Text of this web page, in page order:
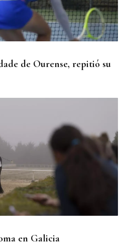
de Ourense, repitió su
en Galicia